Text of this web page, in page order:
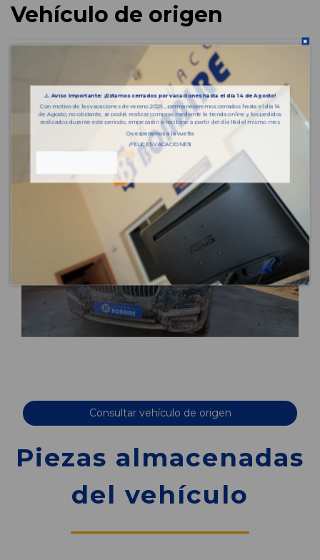
Vehículo de origen
Consultar vehículo de origen
Piezas almacenadas
del vehículo
⚠️Aviso importante: ¡Estamos cerrados por vacaciones hasta el día 14 de Agosto!
Con motivo de las vacaciones de verano 2026 , permaneceremos cerrados hasta el día 14
de Agosto, no obstante, se podrá realizar compras mediante la tienda online y los pedidos
realizados durante este periodo, empezarán a recibirse a partir del día 18 del mismo mes.
Os esperamos a la vuelta
¡FELICES VACACIONES!